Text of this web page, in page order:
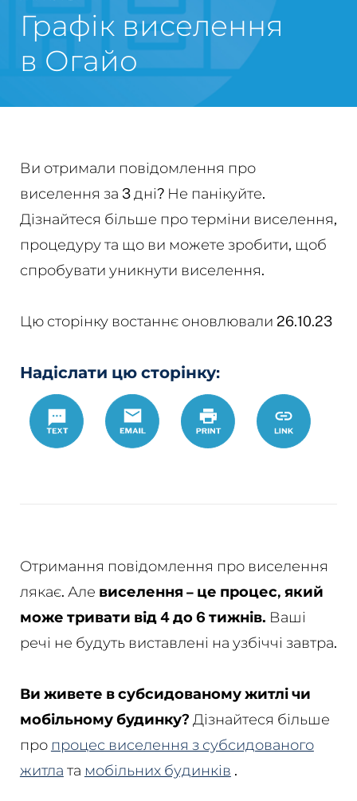
Графік виселення
в Огайо
Ви отримали повідомлення про
виселення за 3 дні? Не панікуйте.
Дізнайтеся більше про терміни виселення,
процедуру та що ви можете зробити, щоб
спробувати уникнути виселення.
Цю сторінку востаннє оновлювали 26.10.23
Надіслати цю сторінку:
Text
Email Роздрукувати
https://
Link
Отримання повідомлення про виселення
лякає. Але виселення – це процес, який
може тривати від 4 до 6 тижнів. Ваші
речі не будуть виставлені на узбіччі завтра.
Ви живете в субсидованому житлі чи
мобільному будинку? Дізнайтеся більше
про процес виселення з субсидованого
житла та мобільних будинків .